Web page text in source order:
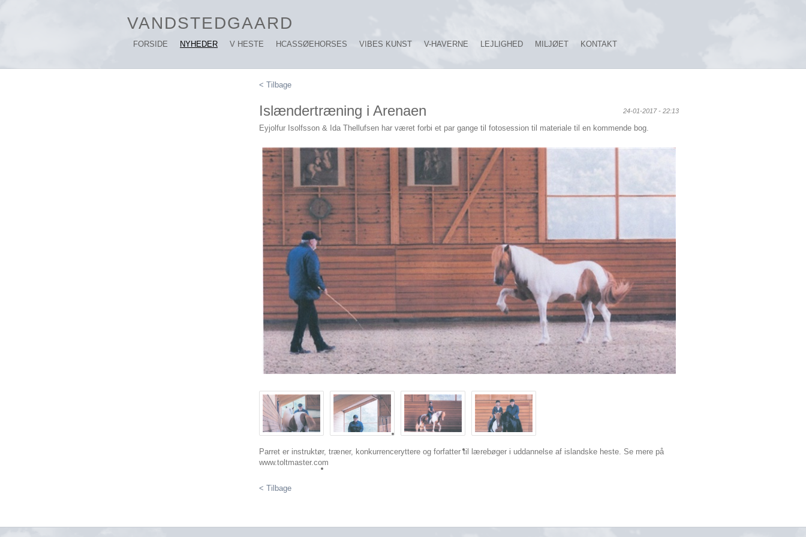
VANDSTEDGAARD
FORSIDE NYHEDER V HESTE HCASSØEHORSES VIBES KUNST V-HAVERNE LEJLIGHED MILJØET KONTAKT
< Tilbage
Islændertræning i Arenaen 24-01-2017 - 22:13
Eyjolfur Isolfsson & Ida Thellufsen har været forbi et par gange til fotosession til materiale til en kommende bog.
Parret er instruktør, træner, konkurrenceryttere og forfatter til lærebøger i uddannelse af islandske heste. Se mere på
www.toltmaster.com
< Tilbage